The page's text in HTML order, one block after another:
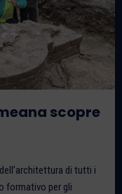
scopre
di tutti i
formativo per gli